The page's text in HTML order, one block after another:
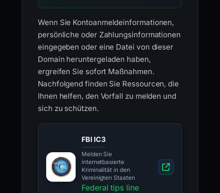
Wenn Sie Kontoanmeldeinformationen,
persönliche oder Zahlungsinformationen
eingegeben oder eine Datei von dieser
Domain heruntergeladen haben,
ergreifen Sie sofort Maßnahmen.
Nachfolgend finden Sie Ressourcen, die
Ihnen helfen, den Vorfall zu melden und
sich zu schützen.
FBI IC3
Melden Sie
internetbasierte
Kriminalität in den
Vereinigten Staaten
Federal tips line